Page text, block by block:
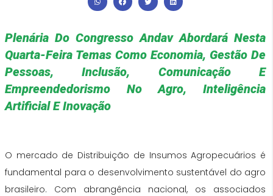
Plenária Do Congresso Andav Abordará Nesta
Quarta-Feira Temas Como Economia, Gestão De
Pessoas, Inclusão, Comunicação E
Empreendedorismo No Agro, Inteligência
Artificial E Inovação
O mercado de Distribuição de Insumos Agropecuários é
fundamental para o desenvolvimento sustentável do agro
brasileiro. Com abrangência nacional, os associados